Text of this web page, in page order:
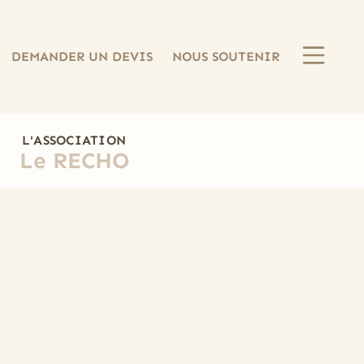
DEMANDER UN DEVIS NOUS SOUTENIR
L'ASSOCIATION
Le RECHO